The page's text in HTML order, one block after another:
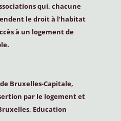
qui, chacune
le droit à l’habitat
à un logement de
Bruxelles-Capitale,
par le logement et
Education